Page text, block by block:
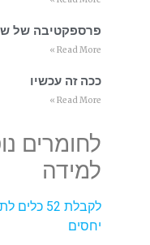
פרספקטיבה של
Read More »
ככה זה עכשיו
Read More »
לחומרים
למידה
לקבלת
יחסים